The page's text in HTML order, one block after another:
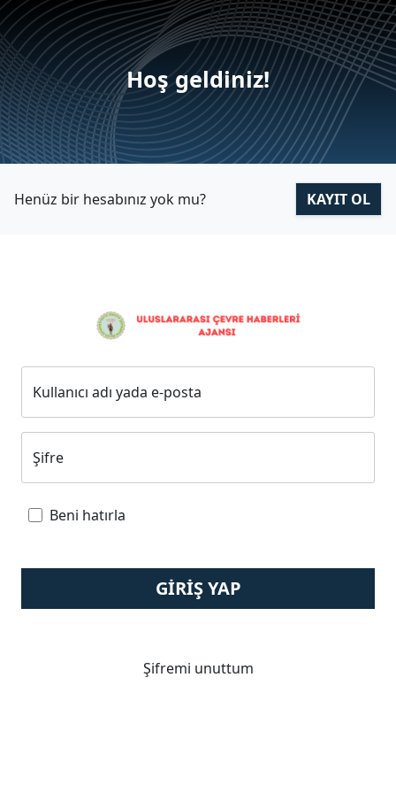
Hoş geldiniz!
Henüz bir hesabınız yok mu? KAYIT OL
Kullanıcı adı yada e-posta
Şifre
Beni hatırla
GIRIŞ YAP
Şifremi unuttum